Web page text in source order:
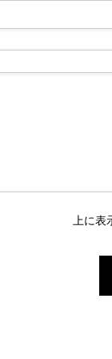
上に